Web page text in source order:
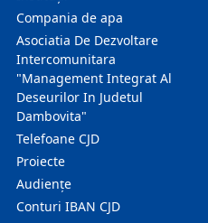
Compania de apa
Asociatia De Dezvoltare
Intercomunitara
"Management Integrat Al
Deseurilor In Judetul
Dambovita"
Telefoane CJD
Proiecte
Audienţe
Conturi IBAN CJD